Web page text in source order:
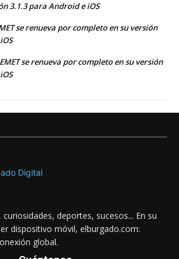
3.1.3 para Android e iOS
se renueva por completo en su versión
se renueva por completo en su versión
deportes, sucesos... En su
dispositivo móvil, elburgado.com:
global.